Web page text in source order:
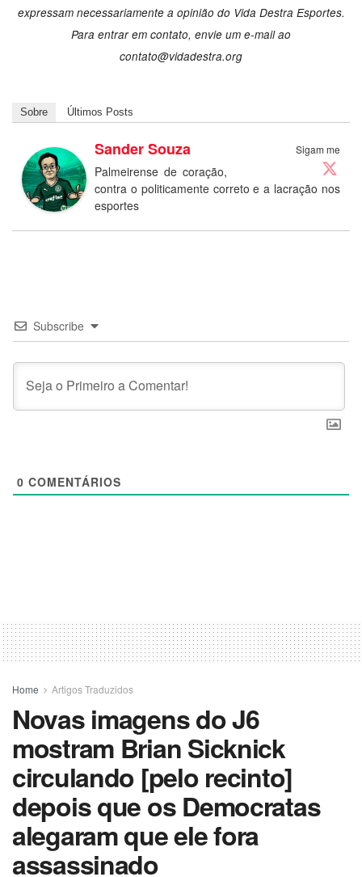
expressam necessariamente a opinião do Vida Destra Esportes.
Para entrar em contato, envie um e-mail ao
contato@vidadestra.org
Sobre Últimos Posts
Sigam me
Sander Souza
Palmeirense de coração,
contra o politicamente correto e a lacração nos
esportes
Subscribe
0 COMENTÁRIOS
Home Artigos Traduzidos
Novas imagens do J6
mostram Brian Sicknick
circulando [pelo recinto]
depois que os Democratas
alegaram que ele fora
assassinado